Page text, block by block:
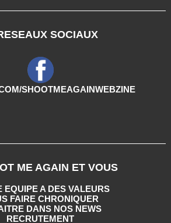
SOCIAUX
SHOOTMEAGAINWEBZINE
ME AGAIN ET VOUS
EQUIPE A DES VALEURS
FAIRE CHRONIQUER
DANS NOS NEWS
RECRUTEMENT